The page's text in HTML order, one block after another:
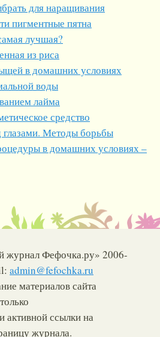
для наращивания
пигментные пятна
лучшая?
из риса
в домашних условиях
воды
лайма
средство
Методы борьбы
в домашних условиях –
журнал Фефочка.ру» 2006-
admin@fefochka.ru
материалов сайта
активной ссылки на
журнала.